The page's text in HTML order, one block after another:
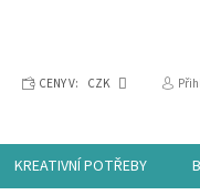
CENY V: CZK
KREATIVNÍ POTŘEBY